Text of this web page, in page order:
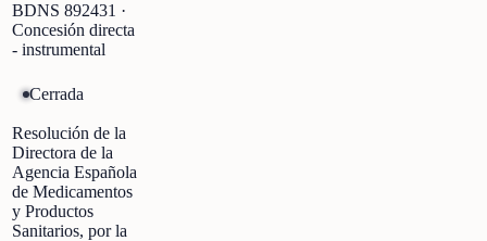
BDNS 892431 ·
Concesión directa
- instrumental
Cerrada
Resolución de la
Directora de la
Agencia Española
de Medicamentos
y Productos
Sanitarios, por la